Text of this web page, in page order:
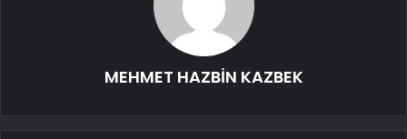
MEHMET HAZBİN KAZBEK